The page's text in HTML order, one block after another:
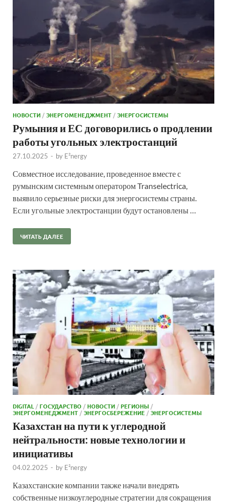
НОВОСТИ /ЭНЕРГОМЕНЕДЖМЕНТ /ЭНЕРГОСИСТЕМЫ
Румыния и ЕС договорились о продлении
работы угольных электростанций
27.10.2025 - by E²nergy
Совместное исследование, проведенное вместе с
румынским системным оператором Transelectrica,
выявило серьезные риски для энергосистемы страны.
Если угольные электростанции будут остановлены …
ЧИТАТЬ ДАЛЕЕ
DIGITAL /ГОСУДАРСТВО /НОВОСТИ /РЕГИОНЫ /
ЭНЕРГОМЕНЕДЖМЕНТ /ЭНЕРГОСБЕРЕЖЕНИЕ /ЭНЕРГОСИСТЕМЫ
Казахстан на пути к углеродной
нейтральности: новые технологии и
инициативы
04.02.2025 - by E²nergy
Казахстанские компании также начали внедрять
собственные низкоуглеродные стратегии для сокращения